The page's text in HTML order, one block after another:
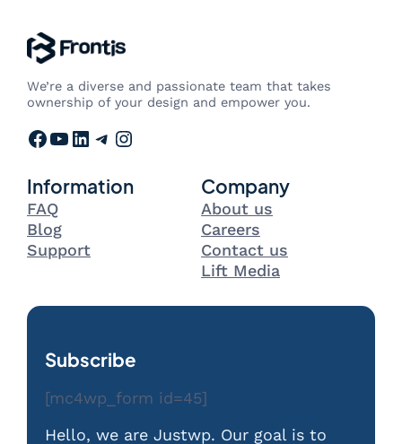
We’re a diverse and passionate team that takes
ownership of your design and empower you.
Facebook YouTube LinkedIn Telegram Instagram
Information
FAQ
Blog
Support
Company
About us
Careers
Contact us
Lift Media
Subscribe
[mc4wp_form id=45]
Hello, we are Justwp. Our goal is to